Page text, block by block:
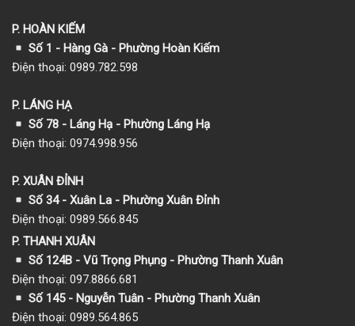
P. HOÀN KIẾM
Số 1 - Hàng Gà - Phường Hoàn Kiếm
Điện thoại: 0989.782.598
P. LÁNG HẠ
Số 78 - Láng Hạ - Phường Láng Hạ
Điện thoại: 0974.998.956
P. XUÂN ĐỈNH
Số 34 - Xuân La - Phường Xuân Đỉnh
Điện thoại: 0989.566.845
P. THANH XUÂN
Số 124B - Vũ Trọng Phụng - Phường Thanh Xuân
Điện thoại: 097.8866.681
Số 145 - Nguyễn Tuân - Phường Thanh Xuân
Điện thoại: 0989.564.865